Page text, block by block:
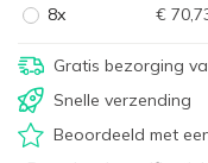
8x €
Gratis bezorging
Snelle verzending
Beoordeeld met